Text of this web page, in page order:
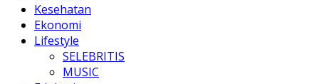
Kesehatan
Ekonomi
Lifestyle
SELEBRITIS
MUSIC